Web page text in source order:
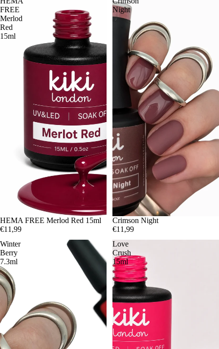
FREE
Merlod
Red
15ml
Épuisé
HEMA FREE Merlod Red 15ml
€11,99
Night
Crimson Night
€11,99
Winter
Berry
7.3ml
Love
Crush
15ml